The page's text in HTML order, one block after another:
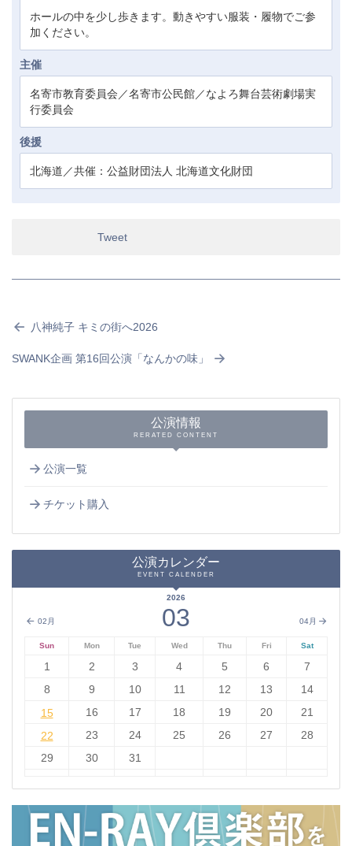
ホールの中を少し歩きます。動きやすい服装・履物でご参
加ください。
主催
名寄市教育委員会／名寄市公民館／なよろ舞台芸術劇場実
行委員会
後援
北海道／共催：公益財団法人 北海道文化財団
Tweet
八神純子 キミの街へ2026
SWANK企画 第16回公演「なんかの味」
公演情報
RERATED CONTENT
公演一覧
チケット購入
公演カレンダー
EVENT CALENDER
02月 04月
2026
03
Sun Mon Tue Wed Thu Fri Sat
1 2 3 4 5 6
7
8
9 10 11 12 13
14
15
15 16 17 18 19 20
21
22
22 23 24 25 26 27
28
29
30 31